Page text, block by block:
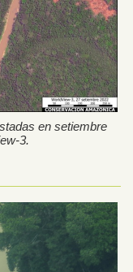
en setiembre
3.